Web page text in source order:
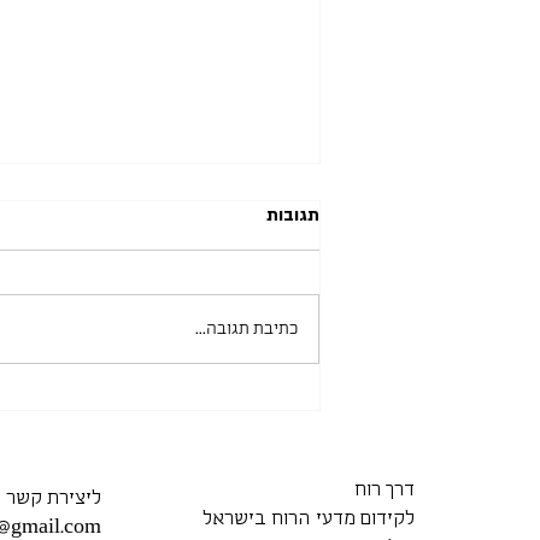
מכללת תל-חי 15.06.2026
תגובות
כתיבת תגובה...
ליצירת קשר
דרך רוח
לקידום מדעי הרוח בישראל